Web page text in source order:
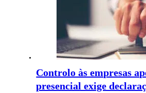
Controlo às empresas
presencial exige